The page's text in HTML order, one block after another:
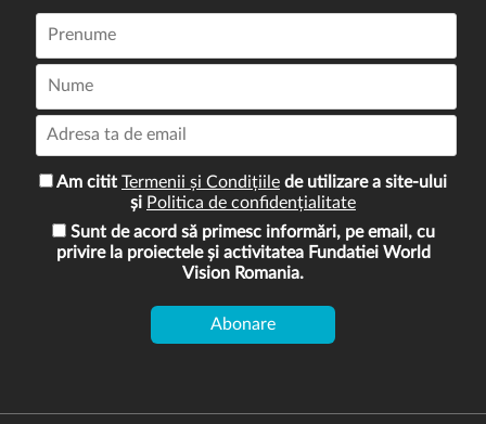
Am citit Termenii și Condițiile de utilizare a site-ului
și Politica de confidențialitate
Sunt de acord să primesc informări, pe email, cu
privire la proiectele și activitatea Fundatiei World
Vision Romania.